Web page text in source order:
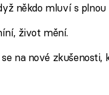
někdo mluví s plnou
život mění.
na nové zkušenosti,